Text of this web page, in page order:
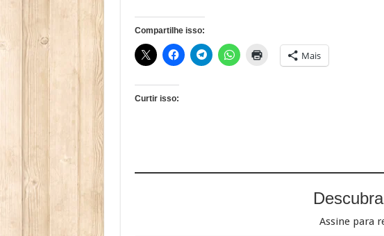
Compartilhe isso:
Mais
Curtir isso:
Assine para